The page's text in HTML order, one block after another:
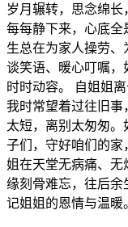
岁月辗转，思念绵长
每每静下来，心底全
生总在为家人操劳、
谈笑语、暖心叮嘱，
时时动容。 自姐姐
我时常望着过往旧事
太短，离别太匆匆
子们，守好咱们的家
姐在天堂无病痛、无
缘刻骨难忘，往后余
记姐姐的恩情与温暖